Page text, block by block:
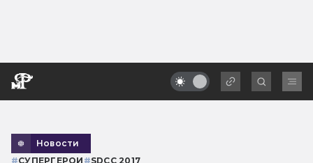
Новости
#СУПЕРГЕРОИ #SDCC 2017